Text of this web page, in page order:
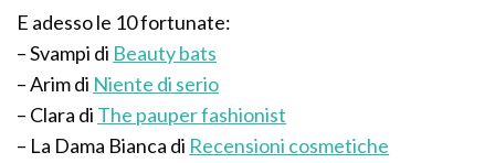
E adesso le 10 fortunate:
– Svampi di Beauty bats
– Arim di Niente di serio
– Clara di The pauper fashionist
– La Dama Bianca di Recensioni cosmetiche